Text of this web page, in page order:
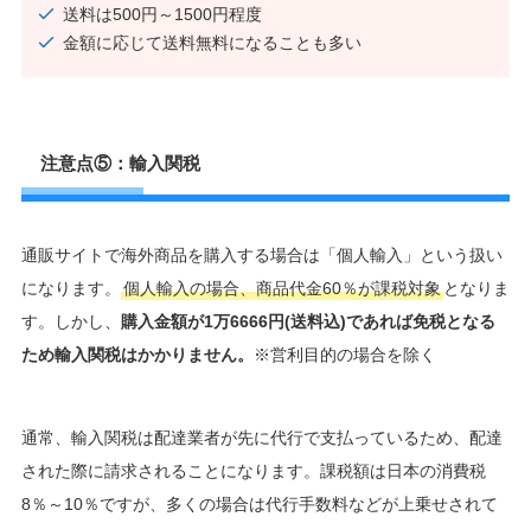
送料は500円～1500円程度
金額に応じて送料無料になることも多い
注意点⑤：輸入関税
通販サイトで海外商品を購入する場合は「個人輸入」という扱い
になります。
個人輸入の場合、商品代金60％が課税対象となりま
す。しかし、
購入金額が1万6666円(送料込)であれば免税となる
ため輸入関税はかかりません。
※営利目的の場合を除く
通常、輸入関税は配達業者が先に代行で支払っているため、配達
された際に請求されることになります。課税額は日本の消費税
8％～10％ですが、多くの場合は代行手数料などが上乗せされて